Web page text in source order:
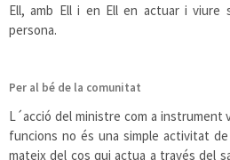
Ell, amb Ell i en Ell en actuar i viure
persona.
Per al bé de la comunitat
L´acció del ministre com a instrument
funcions no és una simple activitat
mateix del cos qui actua a través del